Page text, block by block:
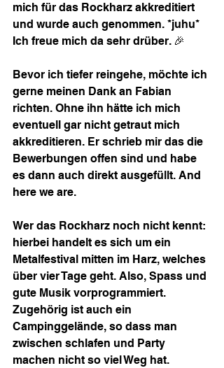
mich für das Rockharz akkreditiert
und wurde auch genommen. *juhu*
Ich freue mich da sehr drüber. 🎉
Bevor ich tiefer reingehe, möchte ich
gerne meinen Dank an Fabian
richten. Ohne ihn hätte ich mich
eventuell gar nicht getraut mich
akkreditieren. Er schrieb mir das die
Bewerbungen offen sind und habe
es dann auch direkt ausgefüllt. And
here we are.
Wer das Rockharz noch nicht kennt:
hierbei handelt es sich um ein
Metalfestival mitten im Harz, welches
über vier Tage geht. Also, Spass und
gute Musik vorprogrammiert.
Zugehörig ist auch ein
Campinggelände, so dass man
zwischen schlafen und Party
machen nicht so viel Weg hat.